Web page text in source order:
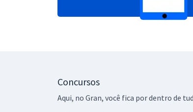
Concursos
Aqui, no Gran, você fica por dentro de